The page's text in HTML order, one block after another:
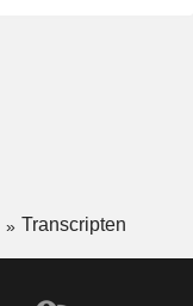
Transcripten